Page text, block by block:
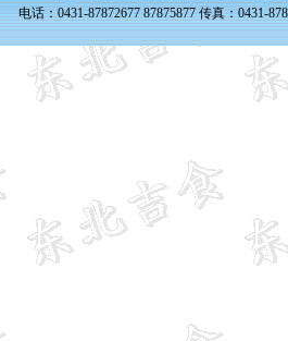
电话：0431-87872677 87875877 传真：0431-